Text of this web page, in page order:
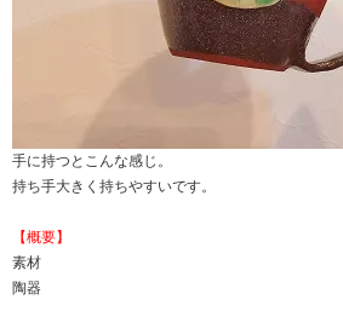
手に持つとこんな感じ。
持ち手大きく持ちやすいです。
【概要】
素材
陶器